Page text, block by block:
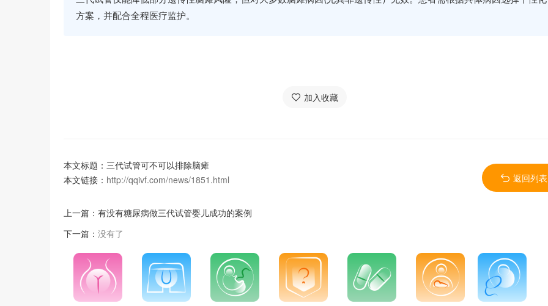
方案，并配合全程医疗监护。
加入收藏
本文标题：三代试管可不可以排除脑瘫
本文链接： http://qqivf.com/news/1851.html
上一篇： 有没有糖尿病做三代试管婴儿成功的案例
下一篇： 没有了
返回列表